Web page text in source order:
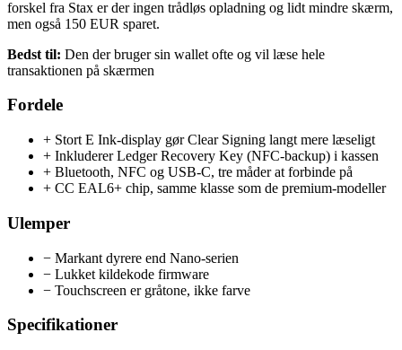
forskel fra Stax er der ingen trådløs opladning og lidt mindre skærm,
men også 150 EUR sparet.
Bedst til: Den der bruger sin wallet ofte og vil læse hele
transaktionen på skærmen
Fordele
+ Stort E Ink-display gør Clear Signing langt mere læseligt
+ Inkluderer Ledger Recovery Key (NFC-backup) i kassen
+ Bluetooth, NFC og USB-C, tre måder at forbinde på
+ CC EAL6+ chip, samme klasse som de premium-modeller
Ulemper
− Markant dyrere end Nano-serien
− Lukket kildekode firmware
− Touchscreen er gråtone, ikke farve
Specifikationer